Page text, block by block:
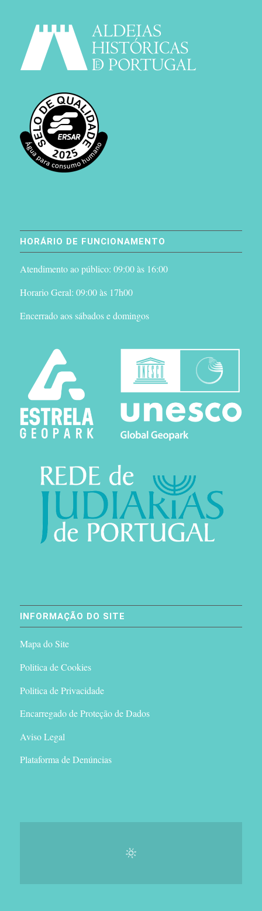
HORÁRIO DE FUNCIONAMENTO
Atendimento ao público: 09:00 às 16:00
Horario Geral: 09:00 às 17h00
Encerrado aos sábados e domingos
INFORMAÇÃO DO SITE
Mapa do Site
Politica de Cookies
Politica de Privacidade
Encarregado de Proteção de Dados
Aviso Legal
Plataforma de Denúncias